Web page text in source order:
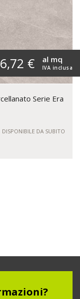
€ IVA inclusa
al mq
Serie Era
DISPONIBILE DA SUBITO